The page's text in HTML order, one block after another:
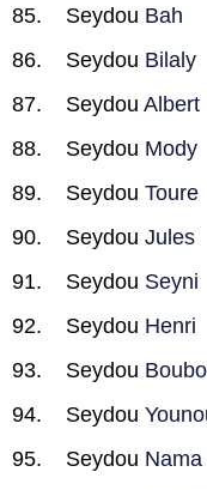
Seydou Bah
Seydou Bilaly
Seydou Albert
Seydou Mody
Seydou Toure
Seydou Jules
Seydou Seyni
Seydou Henri
Seydou
Seydou
Seydou Nama